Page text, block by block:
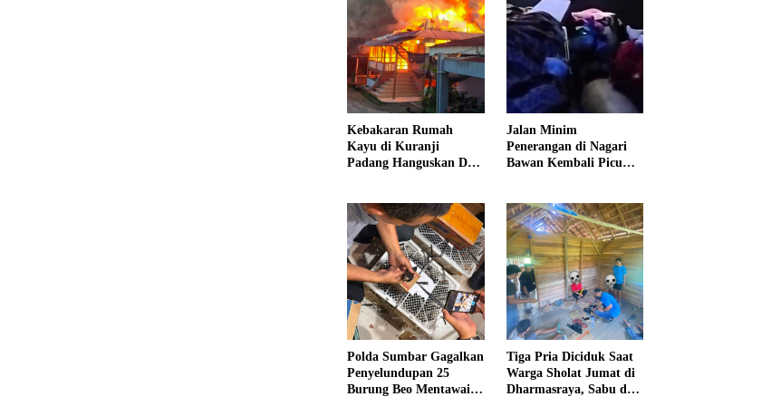
Kebakaran Rumah
Kayu di Kuranji
Padang Hanguskan Dua
Jalan Minim
Penerangan di Nagari
Bawan Kembali Picu
Polda Sumbar Gagalkan
Penyelundupan 25
Burung Beo Mentawai,
Tiga Pria Diciduk Saat
Warga Sholat Jumat di
Dharmasraya, Sabu dan